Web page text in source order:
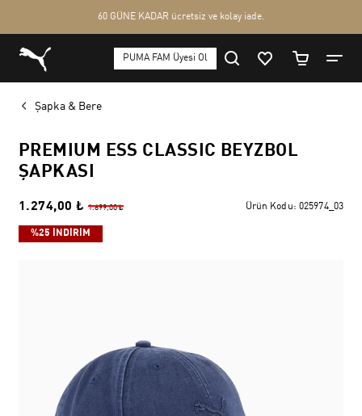
Şapka & Bere
PREMIUM ESS CLASSIC BEYZBOL
ŞAPKASI
1.274,00 ₺ 1.699,00 ₺ Ürün Kodu: 025974_03
%25 İNDİRİM